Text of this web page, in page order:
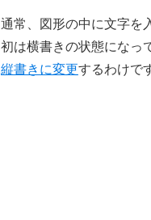
通常、図形の中に文字を
初は横書きの状態になっ
縦書きに変更するわけで